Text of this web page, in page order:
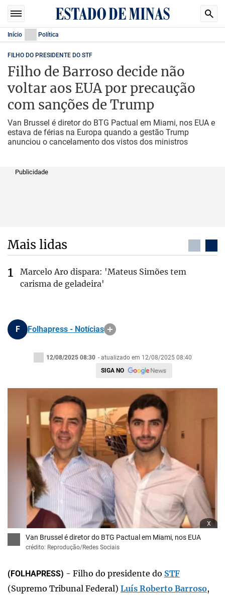
Início Política
FILHO DO PRESIDENTE DO STF
Filho de Barroso decide não
voltar aos EUA por precaução
com sanções de Trump
Van Brussel é diretor do BTG Pactual em Miami, nos EUA e
estava de férias na Europa quando a gestão Trump
anunciou o cancelamento dos vistos dos ministros
Publicidade
Mais lidas
Marcelo Aro dispara: 'Mateus Simões tem
carisma de geladeira'
F Folhapress - Notícias
12/08/2025 08:30 - atualizado em 12/08/2025 08:40
SIGA NO
x
Van Brussel é diretor do BTG Pactual em Miami, nos EUA
crédito: Reprodução/Redes Sociais
(FOLHAPRESS) - Filho do presidente do STF
(Supremo Tribunal Federal) Luís Roberto Barroso,